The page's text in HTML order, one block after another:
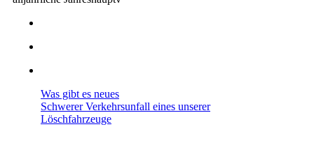
Was gibt es neues
Schwerer Verkehrsunfall eines unserer
Löschfahrzeuge